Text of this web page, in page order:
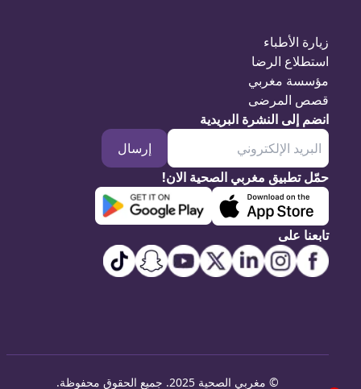
زيارة الأطباء
استطلاع الرضا
مؤسسة مغربي
قصص المرضى
انضم إلى النشرة البريدية
إرسال
حمّل تطبيق مغربي الصحية الان!
تابعنا على
© مغربي الصحية 2025. جميع الحقوق محفوظة .